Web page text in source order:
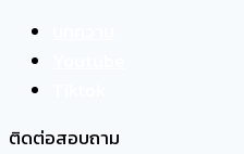
ติดต่อสอบถาม